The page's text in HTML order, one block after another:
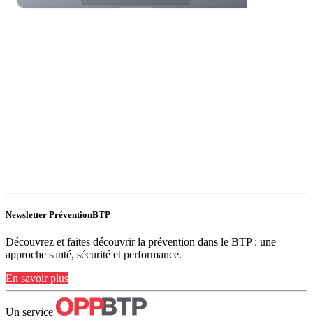
Newsletter PréventionBTP
Découvrez et faites découvrir la prévention dans le BTP : une
approche santé, sécurité et performance.
En savoir plus
Un service